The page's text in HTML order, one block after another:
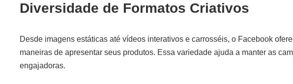
Diversidade de Formatos Criativos
Desde imagens estáticas até vídeos interativos e carrosséis, o Facebook
maneiras de apresentar seus produtos. Essa variedade ajuda a manter as
engajadoras.